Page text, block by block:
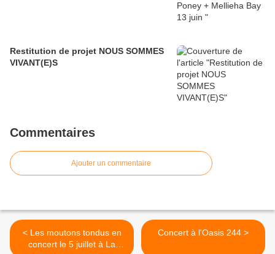
Restitution de projet NOUS SOMMES
VIVANT(E)S
Commentaires
Ajouter un commentaire
< Les moutons tondus en
concert le 5 juillet à La
Concert à l'Oasis 244 >